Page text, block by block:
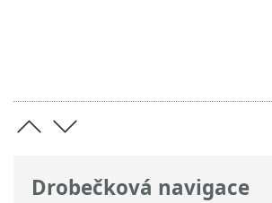
Drobečková navigace